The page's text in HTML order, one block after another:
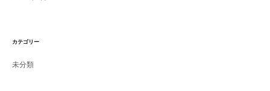
カテゴリー
未分類